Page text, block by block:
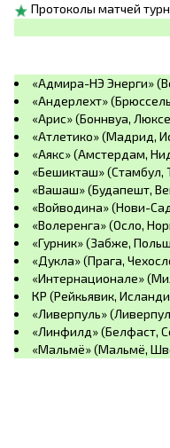
Протоколы матчей
«Адмира-НЭ Энерги»
«Андерлехт»
«Арис» (Боннвуа,
«Атлетико» (Мадрид,
«Аякс» (Амстердам,
«Бешикташ» (Стамбул,
«Вашаш» (Будапешт,
«Войводина» (Нови-
«Волеренга» (Осло,
«Гурник» (Забже,
«Дукла» (Прага,
«Интернационале»
КР (Рейкьявик,
«Ливерпуль»
«Линфилд» (Белфаст,
«Мальмё» (Мальмё,